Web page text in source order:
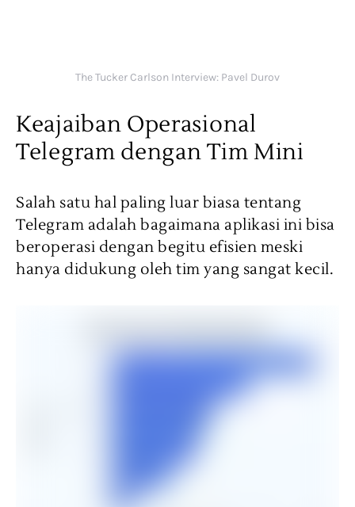
The Tucker Carlson Interview: Pavel Durov
Keajaiban Operasional
Telegram dengan Tim Mini
Salah satu hal paling luar biasa tentang
Telegram adalah bagaimana aplikasi ini bisa
beroperasi dengan begitu efisien meski
hanya didukung oleh tim yang sangat kecil.